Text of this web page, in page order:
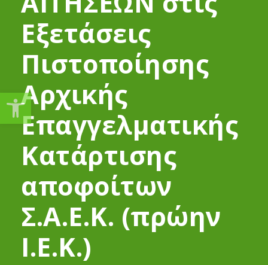
Εξετάσεις
Πιστοποίησης
Αρχικής
Επαγγελματικής
Κατάρτισης
αποφοίτων
Σ.Α.Ε.Κ. (πρώην
Ι.Ε.Κ.)
Ανοίξτε τη γραμμή